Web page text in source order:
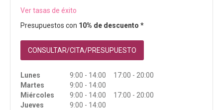
Ver tasas de éxito
Presupuestos con 10% de descuento *
CONSULTAR/CITA/PRESUPUESTO
Lunes
9:00 - 14:00 17:00 - 20:00
Martes
9:00 - 14:00
Miércoles
9:00 - 14:00 17:00 - 20:00
Jueves
9:00 - 14:00